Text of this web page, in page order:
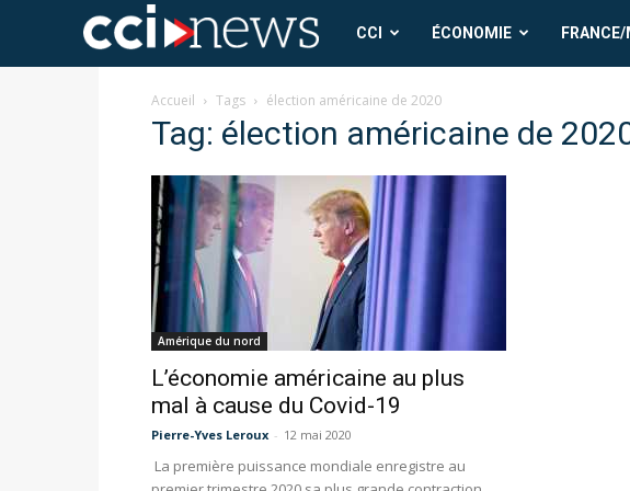
CCI
News
CCI ÉCONOMIE
Accueil Tags élection américaine de 2020
Tag: élection américaine de
Amérique du nord
L’économie américaine au plus
mal à cause du Covid-19
Pierre-Yves Leroux - 12 mai 2020
La première puissance mondiale enregistre au